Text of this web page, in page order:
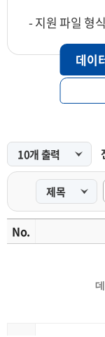
- 지원 파일 형식
데이
No.